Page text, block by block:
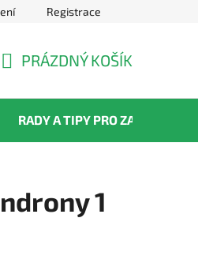
Registrace
KOŠÍK
PRÁZDNÝ KOŠÍK
RADY A TIPY PRO ZAHRADNÍKY
1